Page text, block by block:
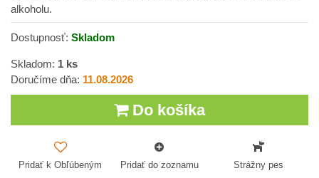
alkoholu.
Dostupnosť: Skladom
Skladom: 1 ks
Doručíme dňa: 11.08.2026
Do košíka
Pridať k Obľúbeným Pridať do zoznamu Strážny pes